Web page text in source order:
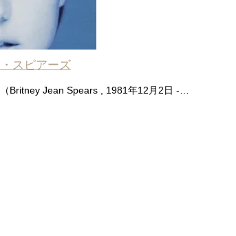
スピアーズ
Britney Jean Spears , 1981年12月2日 -…